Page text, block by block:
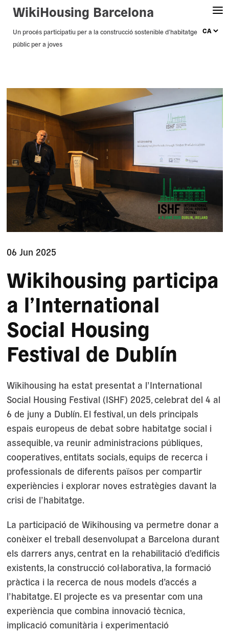
Skip
WikiHousing Barcelona
Un procés participatiu per a la construcció sostenible d’habitatge
públic per a joves
06 Jun 2025
Wikihousing participa
a l’International
Social Housing
Festival de Dublín
Wikihousing ha estat presentat a l’International
Social Housing Festival (ISHF) 2025, celebrat del 4 al
6 de juny a Dublín. El festival, un dels principals
espais europeus de debat sobre habitatge social i
assequible, va reunir administracions públiques,
cooperatives, entitats socials, equips de recerca i
professionals de diferents països per compartir
experiències i explorar noves estratègies davant la
crisi de l’habitatge.
La participació de Wikihousing va permetre donar a
conèixer el treball desenvolupat a Barcelona durant
els darrers anys, centrat en la rehabilitació d’edificis
existents, la construcció col·laborativa, la formació
pràctica i la recerca de nous models d’accés a
l’habitatge. El projecte es va presentar com una
experiència que combina innovació tècnica,
implicació comunitària i experimentació